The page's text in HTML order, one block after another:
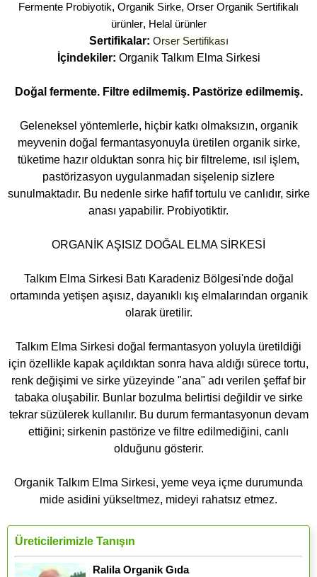
Fermente Probiyotik, Organik Sirke, Orser Organik Sertifikalı
ürünler, Helal ürünler
Sertifikalar: Orser Sertifikası
İçindekiler: Organik Talkım Elma Sirkesi
Doğal fermente. Filtre edilmemiş. Pastörize edilmemiş.
Geleneksel yöntemlerle, hiçbir katkı olmaksızın, organik
meyvenin doğal fermantasyonuyla üretilen organik sirke,
tüketime hazır olduktan sonra hiç bir filtreleme, ısıl işlem,
pastörizasyon uygulanmadan sişelenip sizlere
sunulmaktadır. Bu nedenle sirke hafif tortulu ve canlıdır, sirke
anası yapabilir. Probiyotiktir.
ORGANİK AŞISIZ DOĞAL ELMA SİRKESİ
Talkım Elma Sirkesi Batı Karadeniz Bölgesi'nde doğal
ortamında yetişen aşısız, dayanıklı kış elmalarından organik
olarak üretilir.
Talkım Elma Sirkesi doğal fermantasyon yoluyla üretildiği
için özellikle kapak açıldıktan sonra hava aldığı sürece tortu,
renk değişimi ve sirke yüzeyinde "ana" adı verilen şeffaf bir
tabaka oluşabilir. Bunlar bozulma belirtisi değildir ve sirke
tekrar süzülerek kullanılır. Bu durum fermantasyonun devam
ettiğini; sirkenin pastörize ve filtre edilmediğini, canlı
olduğunu gösterir.
Organik Talkım Elma Sirkesi, yeme veya içme durumunda
mide asidini yükseltmez, mideyi rahatsız etmez.
Üreticilerimizle Tanışın
Ralila Organik Gıda